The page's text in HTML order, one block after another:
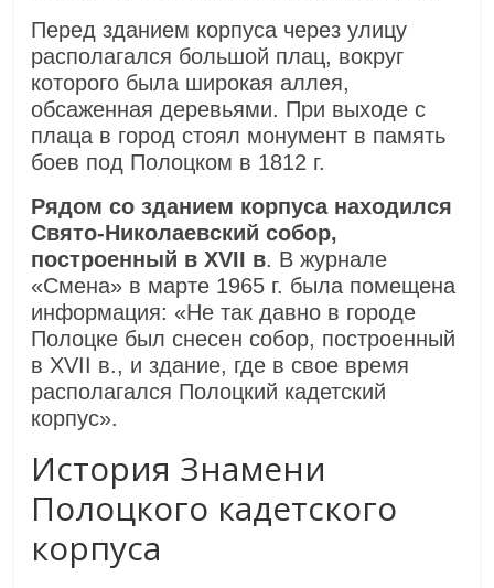
Перед зданием корпуса через улицу
располагался большой плац, вокруг
которого была широкая аллея,
обсаженная деревьями. При выходе с
плаца в город стоял монумент в память
боев под Полоцком в 1812 г.
Рядом со зданием корпуса находился
Свято-Николаевский собор,
построенный в XVII в. В журнале
«Смена» в марте 1965 г. была помещена
информация: «Не так давно в городе
Полоцке был снесен собор, построенный
в XVII в., и здание, где в свое время
располагался Полоцкий кадетский
корпус».
История Знамени
Полоцкого кадетского
корпуса